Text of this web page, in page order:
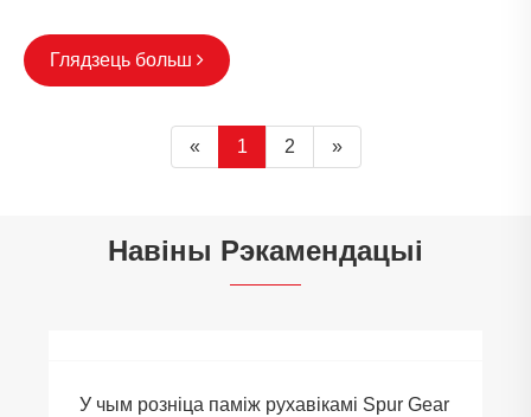
Глядзець больш
« 1 2 »
Навіны Рэкамендацыі
У чым розніца паміж рухавікамі Spur Gear